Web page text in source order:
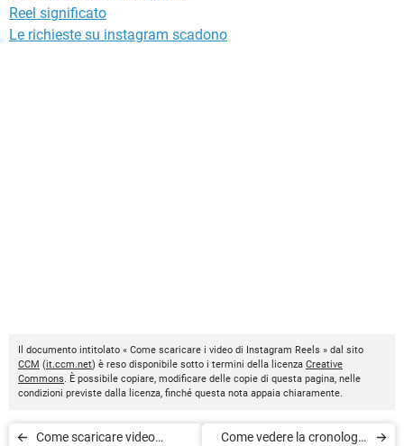
Reel significato
Le richieste su instagram scadono
Il documento intitolato « Come scaricare i video di Instagram Reels » dal sito
CCM (it.ccm.net) è reso disponibile sotto i termini della licenza Creative
Commons. È possibile copiare, modificare delle copie di questa pagina, nelle
condizioni previste dalla licenza, finché questa nota appaia chiaramente.
Come scaricare video
Come vedere la cronologia